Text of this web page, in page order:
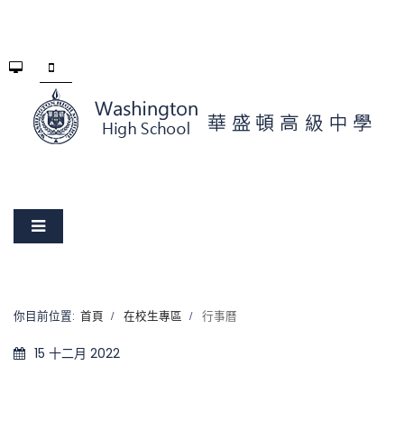
你目前位置: 首頁 在校生專區 行事曆
15 十二月 2022